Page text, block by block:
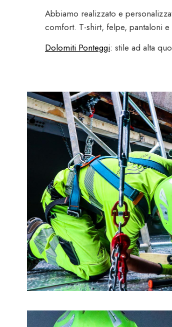
Premi invio per cercare, esc per
Abbiamo realizzato e
comfort. T-shirt, felpe, pantaloni
Dolomiti Ponteggi: stile ad alta